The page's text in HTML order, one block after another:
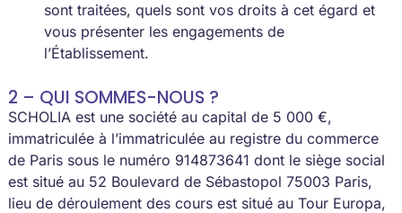
sont traitées, quels sont vos droits à cet égard et
vous présenter les engagements de
l’Établissement.
2 – QUI SOMMES-NOUS ?
SCHOLIA est une société au capital de 5 000 €,
immatriculée à l’immatriculée au registre du commerce
de Paris sous le numéro 914873641 dont le siège social
est situé au 52 Boulevard de Sébastopol 75003 Paris,
lieu de déroulement des cours est situé au Tour Europa,